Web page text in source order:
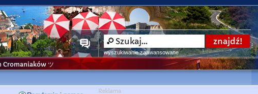
wyszukiwanie zaawansowane
Cromaniaków ツ